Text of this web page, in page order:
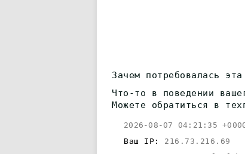
Зачем потребовалась
Что-то в поведении
Можете обратиться в
2026-08-07 04:21:35
Ваш IP: 216.73.216.69